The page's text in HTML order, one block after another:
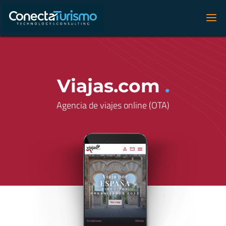
Viajas.com .
Agencia de viajes online (OTA)